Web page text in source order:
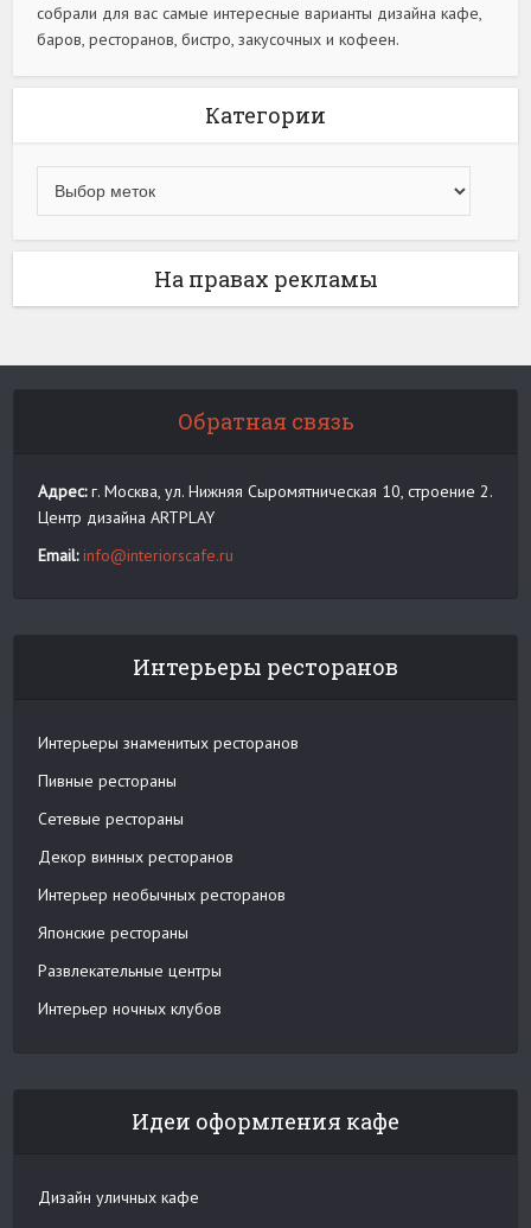
собрали для вас самые интересные варианты дизайна кафе,
баров, ресторанов, бистро, закусочных и кофеен.
Категории
На правах рекламы
Обратная связь
Адрес:г. Москва, ул. Нижняя Сыромятническая 10, строение 2.
Центр дизайна ARTPLAY
Email: info@interiorscafe.ru
Интерьеры ресторанов
Интерьеры знаменитых ресторанов
Пивные рестораны
Сетевые рестораны
Декор винных ресторанов
Интерьер необычных ресторанов
Японские рестораны
Развлекательные центры
Интерьер ночных клубов
Идеи оформления кафе
Дизайн уличных кафе